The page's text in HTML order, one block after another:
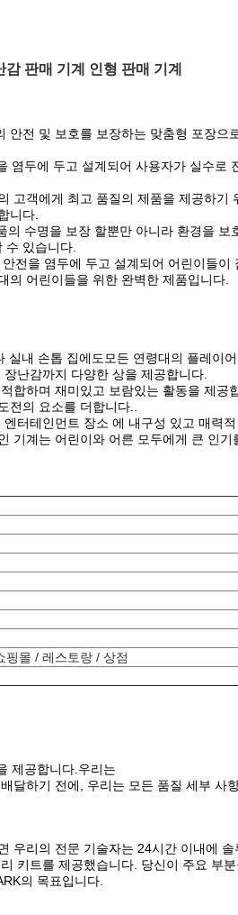
판매 기계 인형 판매 기계
전 및 보호를 보장하는 맞춤형 포장으
염두에 두고 설계되어 사용자가 실수로
고객에게 최고 품질의 제품을 제공하기
니다.
수명을 보장 할뿐만 아니라 환경을 보
있습니다.
전을 염두에 두고 설계되어 어린이들
의 어린이들을 위한 완벽한 제품입니다.
내 손톱 집에도모든 연령대의 플레이
난감까지 다양한 상을 제공합니다.
합하며 재미있고 보람있는 활동을 제
전의 요소를 더합니다..
터테인먼트 장소 에 내구성 있고 매력
기계는 어린이와 어른 모두에게 큰 인기
핑몰 / 레스토랑 / 상점
제공합니다.우리는
달하기 전에, 우리는 모든 품질 세부 사
우리의 전문 기술자는 24시간 이내에 솔
키트를 제공했습니다. 당신이 주요 부
의 목표입니다.